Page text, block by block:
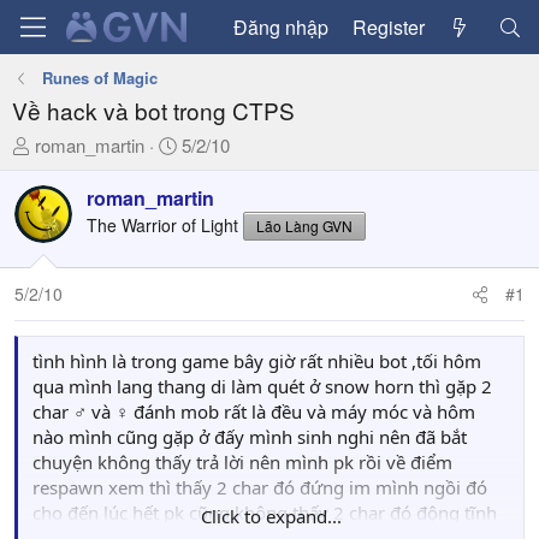
Đăng nhập Register
Runes of Magic
Về hack và bot trong CTPS
T
r
e
a
d
s
t
r
t
e
r
roman_martin
N
à
y
ử
5/2/10
roman_martin
The Warrior of Light Lão Làng GVN
5/2/10 #1
tình hình là trong game bây giờ rất nhiều bot ,tối hôm
qua mình lang thang di làm quét ở snow horn thì gặp 2
char ♂ và ♀ đánh mob rất là đều và máy móc và hôm
nào mình cũng gặp ở đấy mình sinh nghi nên đã bắt
chuyện không thấy trả lời nên mình pk rồi về điểm
respawn xem thì thấy 2 char đó đứng im mình ngồi đó
cho đến lúc hết pk cũng không thấy 2 char đó động tĩnh
Click to expand...